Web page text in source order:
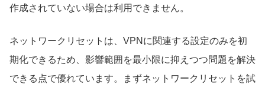
作成されていない場合は利用できません。
ネットワークリセットは、VPNに関連する設定のみを初
期化できるため、影響範囲を最小限に抑えつつ問題を解決
できる点で優れています。まずネットワークリセットを試